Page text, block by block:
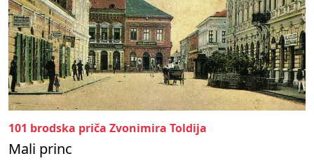
101 brodska priča Zvonimira Toldija
Mali princ